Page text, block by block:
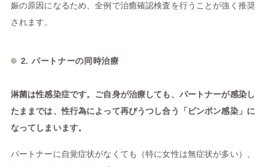
娠の原因になるため、全例で治癒確認検査を行うことが強く推奨
されます。
2. パートナーの同時治療
淋菌は性感染症です。ご自身が治療しても、パートナーが感染し
たままでは、性行為によって再びうつし合う「ピンポン感染」に
なってしまいます。
パートナーに自覚症状がなくても（特に女性は無症状が多い）、